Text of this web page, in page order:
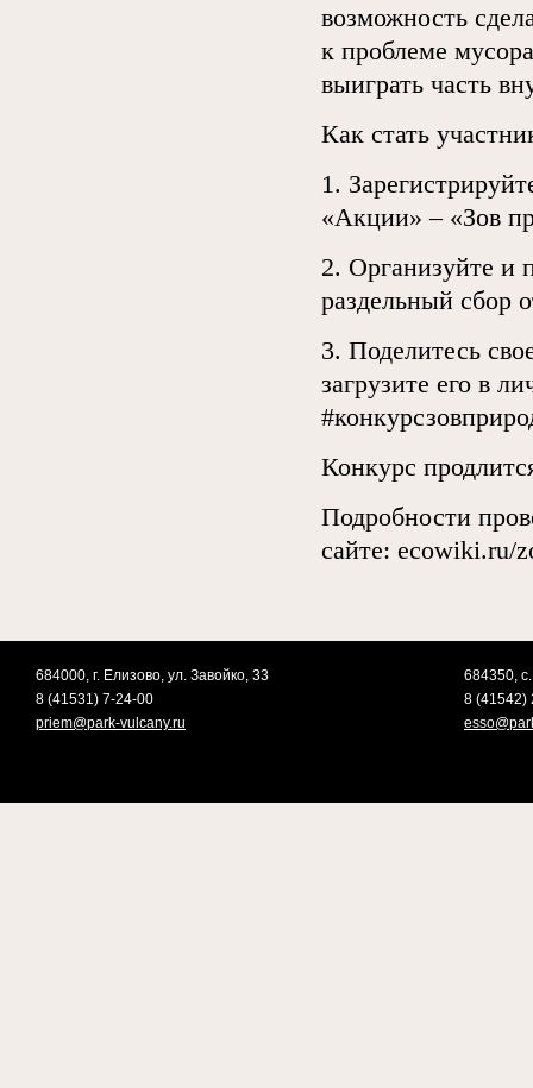
возможность
к проблеме
выиграть часть
Как стать
1.
«Акции» – «Зов
2. Организуйте и
раздельный сбор
3. Поделитесь
загрузите его в
Конкурс
Подробности
сайте: ecowiki.ru/
684000, г. Елизово, ул. Завойко, 33
8 (41531) 7-24-00
priem@park-vulcany.ru
684350,
8 (41542)